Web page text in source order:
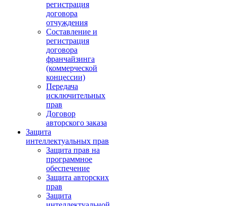
регистрация
договора
отчуждения
Составление и
регистрация
договора
франчайзинга
(коммерческой
концессии)
Передача
исключительных
прав
Договор
авторского заказа
Защита
интеллектуальных прав
Защита прав на
программное
обеспечение
Защита авторских
прав
Защита